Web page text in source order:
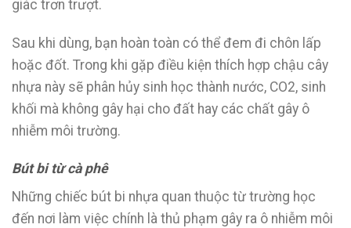
giác trơn trượt.
Sau khi dùng, bạn hoàn toàn có thể đem đi chôn lấp
hoặc đốt. Trong khi gặp điều kiện thích hợp chậu cây
nhựa này sẽ phân hủy sinh học thành nước, CO2, sinh
khối mà không gây hại cho đất hay các chất gây ô
nhiễm môi trường.
Bút bi từ cà phê
Những chiếc bút bi nhựa quan thuộc từ trường học
đến nơi làm việc chính là thủ phạm gây ra ô nhiễm môi